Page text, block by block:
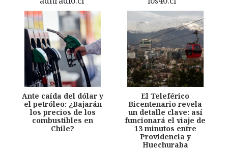
Ante caída del dólar y
el petróleo: ¿Bajarán
los precios de los
combustibles en
Chile?
El Teleférico
Bicentenario revela
un detalle clave: así
funcionará el viaje de
13 minutos entre
Providencia y
Huechuraba